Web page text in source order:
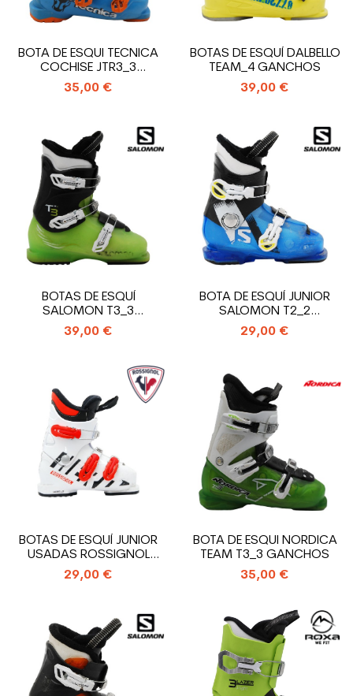
BOTA DE ESQUI TECNICA
COCHISE JTR3_3
GANCHO
35,00 €
BOTAS DE ESQUÍ DALBELLO
TEAM_4 GANCHOS
39,00 €
BOTAS DE ESQUÍ
SALOMON T3_3
GANCHOS
39,00 €
BOTA DE ESQUÍ JUNIOR
SALOMON T2_2
GANCHOS
29,00 €
BOTAS DE ESQUÍ JUNIOR
USADAS ROSSIGNOL
HERO J3_3...
29,00 €
BOTA DE ESQUI NORDICA
TEAM T3_3 GANCHOS
35,00 €